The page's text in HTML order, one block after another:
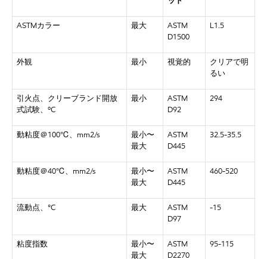
ASTMカラー 最大
ASTM
D1500
L1.5
外観 最小 視覚的
クリアで明
るい
引火点、クリーブランド開放
式試験、 ºC
最小
ASTM
D92
294
動粘度＠100℃、mm2/s
最小〜
最大
ASTM
D445
32.5-35.5
動粘度＠40℃、mm2/s
最小〜
最大
ASTM
D445
460-520
流動点、 °C 最大
ASTM
D97
-15
粘度指数
最小〜
最大
ASTM
D2270
95-115